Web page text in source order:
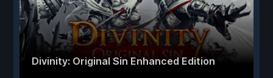
Divinity: Original Sin Enhanced Edition